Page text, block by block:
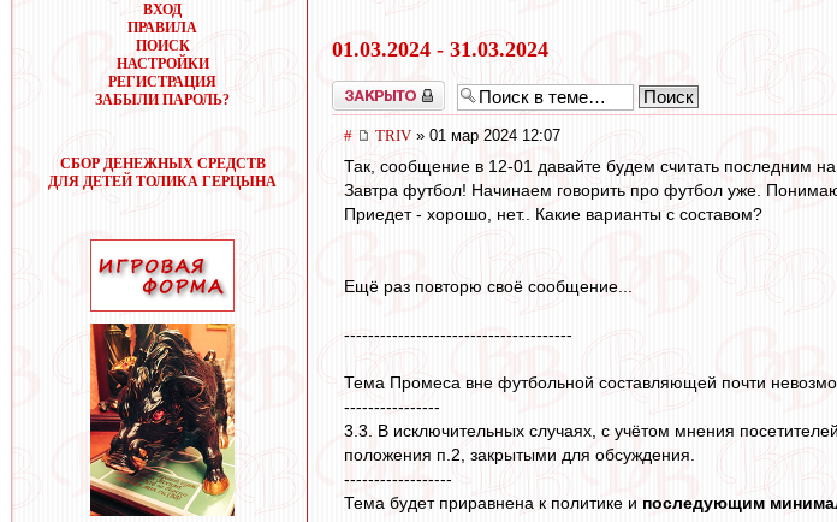
ВХОД
ПРАВИЛА
ПОИСК
НАСТРОЙКИ
РЕГИСТРАЦИЯ
ЗАБЫЛИ ПАРОЛЬ?
СБОР ДЕНЕЖНЫХ СРЕДСТВ
ДЛЯ ДЕТЕЙ ТОЛИКА ГЕРЦЫНА
01.03.2024 - 31.03.2024
Закрыто
# TRIV » 01 мар 2024 12:07
Так, сообщение в 12-01 давайте будем считать последним
Завтра футбол! Начинаем говорить про футбол уже.
Приедет - хорошо, нет.. Какие варианты с составом?
Ещё раз повторю своё сообщение...
--------------------------------------
Тема Промеса вне футбольной составляющей почти
----------------
3.3. В исключительных случаях, с учётом мнения
положения п.2, закрытыми для обсуждения.
------------------
Тема будет приравнена к политике и последующим